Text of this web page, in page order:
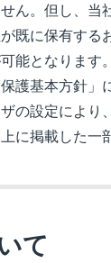
ん。但し、当
既に保有す
能となりま
護基本方針」
の設定により
に掲載した一
て